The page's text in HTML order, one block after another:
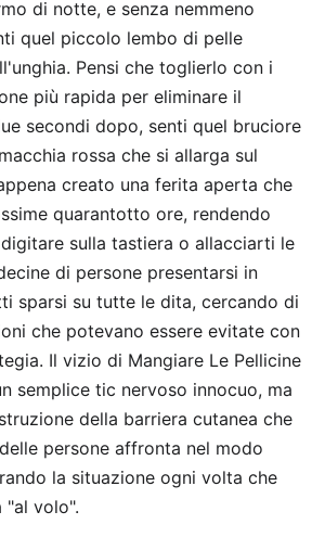
di notte, e senza nemmeno
quel piccolo lembo di pelle
Pensi che toglierlo con i
più rapida per eliminare il
secondi dopo, senti quel bruciore
rossa che si allarga sul
creato una ferita aperta che
quarantotto ore, rendendo
sulla tastiera o allacciarti le
di persone presentarsi in
sparsi su tutte le dita, cercando di
che potevano essere evitate con
Il vizio di Mangiare Le Pellicine
semplice tic nervoso innocuo, ma
della barriera cutanea che
persone affronta nel modo
la situazione ogni volta che
"al volo".